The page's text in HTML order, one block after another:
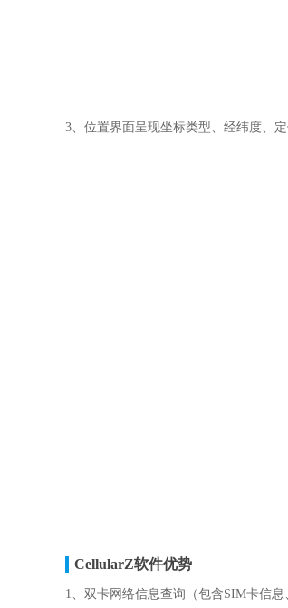
3、位置界面呈现坐标类型、经纬度、
CellularZ软件优势
1、双卡网络信息查询（包含SIM卡信